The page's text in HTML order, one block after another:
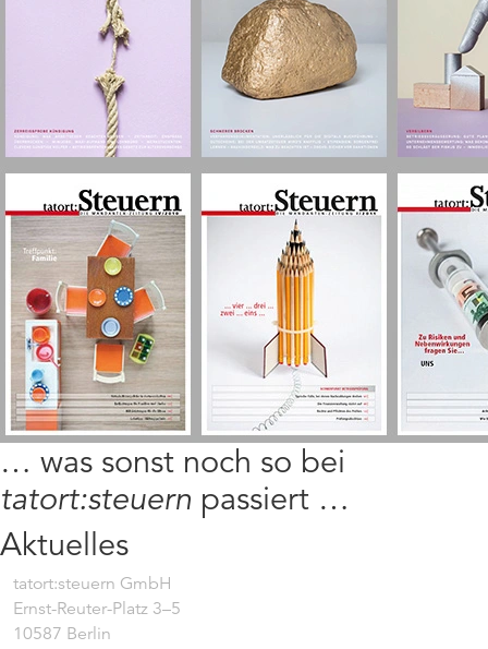
… was sonst noch so bei
tatort:steuern passiert …
Aktuelles
tatort:steuern GmbH
Ernst-Reuter-Platz 3–5
10587 Berlin